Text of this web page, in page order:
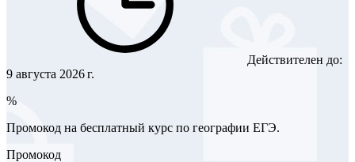
Действителен до:
9 августа 2026 г.
%
Промокод на бесплатный курс по географии ЕГЭ.
Промокод